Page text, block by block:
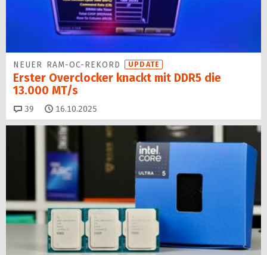
NEUER RAM-OC-REKORD UPDATE
Erster Overclocker knackt mit DDR5 die
13.000 MT/s
39 Kommentare
16.10.2025